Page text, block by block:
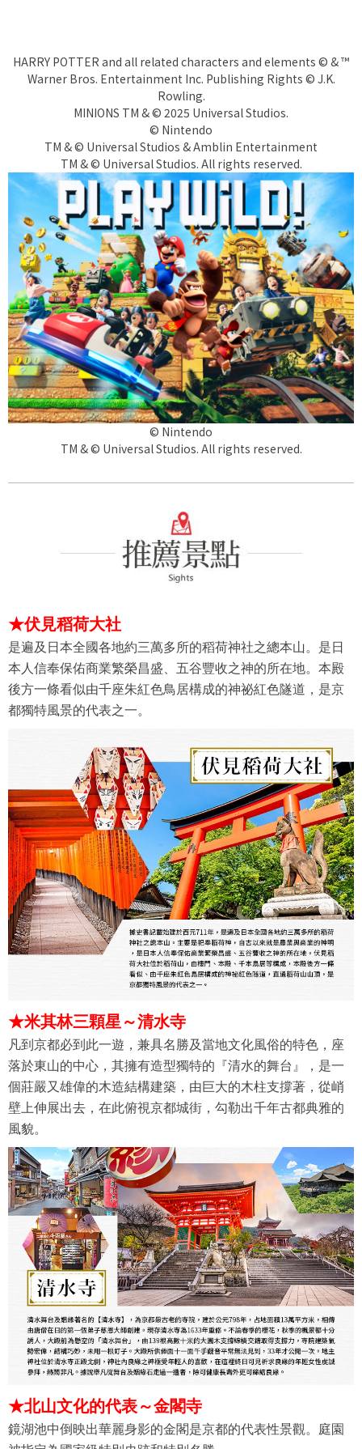
HARRY POTTER and all related characters and elements © & ™
Warner Bros. Entertainment Inc. Publishing Rights © J.K.
Rowling.
MINIONS TM & © 2025 Universal Studios.
© Nintendo
TM & © Universal Studios & Amblin Entertainment
TM & © Universal Studios. All rights reserved.
© Nintendo
TM & © Universal Studios. All rights reserved.
★伏見稻荷大社
是遍及日本全國各地約三萬多所的稻荷神社之總本山。是日
本人信奉保佑商業繁榮昌盛、五谷豐收之神的所在地。本殿
後方一條看似由千座朱紅色鳥居構成的神祕紅色隧道，是京
都獨特風景的代表之一。
★米其林三顆星～清水寺
凡到京都必到此一遊，兼具名勝及當地文化風俗的特色，座
落於東山的中心，其擁有造型獨特的『清水的舞台』，是一
個莊嚴又雄偉的木造結構建築，由巨大的木柱支撐著，從峭
壁上伸展出去，在此俯視京都城街，勾勒出千年古都典雅的
風貌。
★北山文化的代表～金閣寺
鏡湖池中倒映出華麗身影的金閣是京都的代表性景觀。庭園